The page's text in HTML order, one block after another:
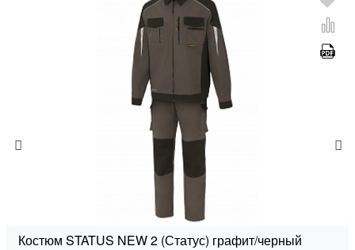
Костюм STATUS NEW 2 (Статус) графит/черный